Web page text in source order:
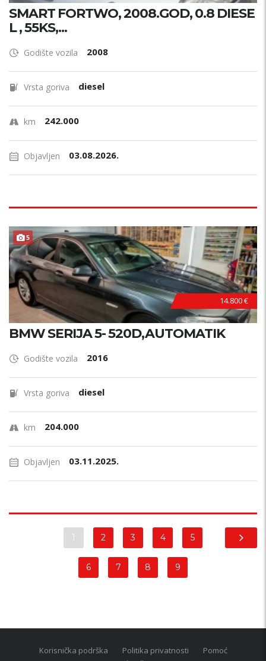
SMART FORTWO, 2008.GOD, 0.8 DIESE
L , 55KS,...
Godište vozila 2008
Vrsta goriva diesel
km 242.000
Objavljen 03.08.2026.
5
14.800 €
BMW SERIJA 5- 520D,AUTOMATIK
Godište vozila 2016
Vrsta goriva diesel
km 204.000
Objavljen 03.11.2025.
1 2 3 4 5
6 7 8 9
Korisnička podrška Politika privatnosti
Pomoć